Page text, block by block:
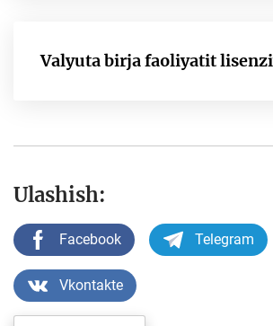
Valyuta birja faoliyatit
Ulashish:
Facebook Telegram
Vkontakte